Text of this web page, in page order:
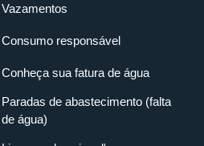
Vazamentos
Consumo responsável
Conheça sua fatura de água
Paradas de abastecimento (falta
de água)